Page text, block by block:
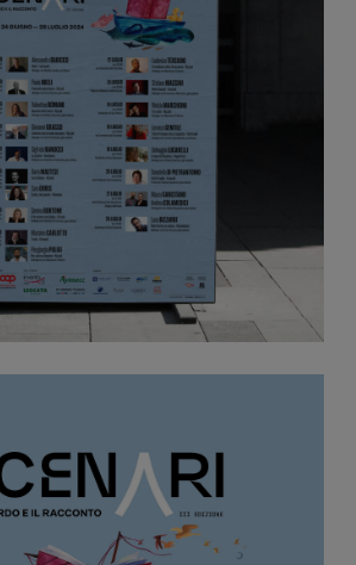
di Scenari, intitolata ‘Lo
abbiamo creato un brand e
grafici legati all’evento:
icona e grafiche per i social
up, badge e fondali.
e moderno, è caratterizzato
a forma di ‘A’ che richiama un
dell’immaginazione, delle
Questo branding ‘respira’
del mare e del cielo, e l’uso
e incisivo ne completa
di Giovanni Robustelli
potere immaginifico ai materiali di
soggetto principale è un
barca, con un libro come vela